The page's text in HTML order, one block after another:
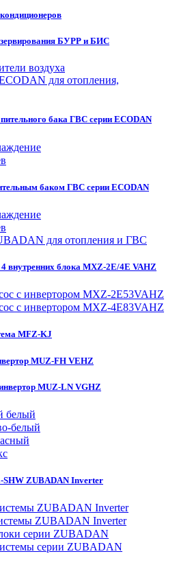
БУРР и БИС
воздуха
для отопления,
бака ГВС серии ECODAN
баком ГВС серии ECODAN
для отопления и ГВС
внутренних блока MXZ-2E/4E VAHZ
с инвертором MXZ-2E53VAHZ
с инвертором MXZ-4E83VAHZ
MFZ-KJ
MUZ-FH VEHZ
MUZ-LN VGHZ
белый
белый
SHW ZUBADAN Inverter
ZUBADAN Inverter
ZUBADAN Inverter
серии ZUBADAN
серии ZUBADAN